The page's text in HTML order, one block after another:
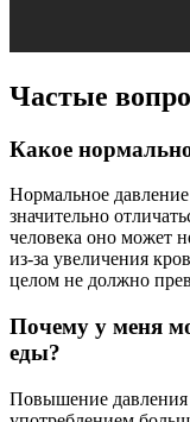
Частые
Какое
Нормальное
значительно
человека оно может
из-за увеличения
целом не должно
Почему у меня
еды?
Повышение давления